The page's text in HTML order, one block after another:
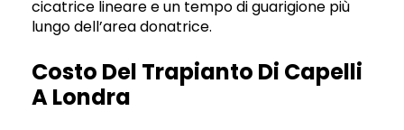
cicatrice lineare e un tempo di guarigione più
lungo dell’area donatrice.
Costo Del Trapianto Di Capelli
A Londra